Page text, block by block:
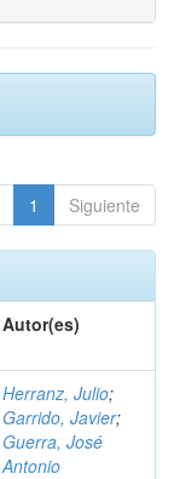
1 Siguiente
Autor(es)
Herranz, Julio;
Garrido, Javier;
Guerra, José
Antonio